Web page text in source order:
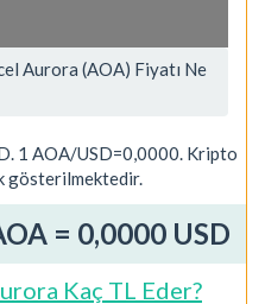
Aurora (AOA) Fiyatı Ne
1 AOA/USD=0,0000. Kripto
gösterilmektedir.
= 0,0000 USD
Kaç TL Eder?